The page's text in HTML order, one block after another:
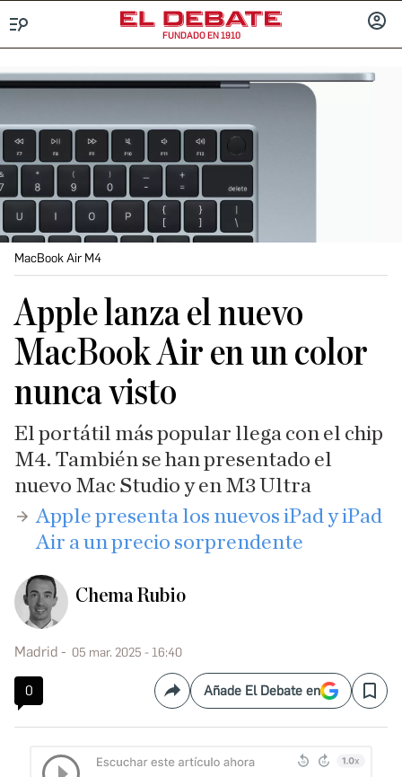
FUNDADO EN 1910
MacBook Air M4
Apple lanza el nuevo
MacBook Air en un color
nunca visto
El portátil más popular llega con el chip
M4. También se han presentado el
nuevo Mac Studio y en M3 Ultra
Apple presenta los nuevos iPad y iPad
Air a un precio sorprendente
Chema Rubio
Madrid 05 mar. 2025 - 16:40
0 CompartirAñade El Debate en Save